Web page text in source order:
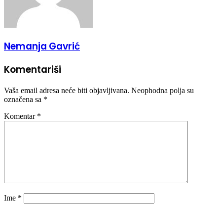
Nemanja Gavrić
Komentariši
Vaša email adresa neće biti objavljivana. Neophodna polja su
označena sa *
Komentar *
Ime *